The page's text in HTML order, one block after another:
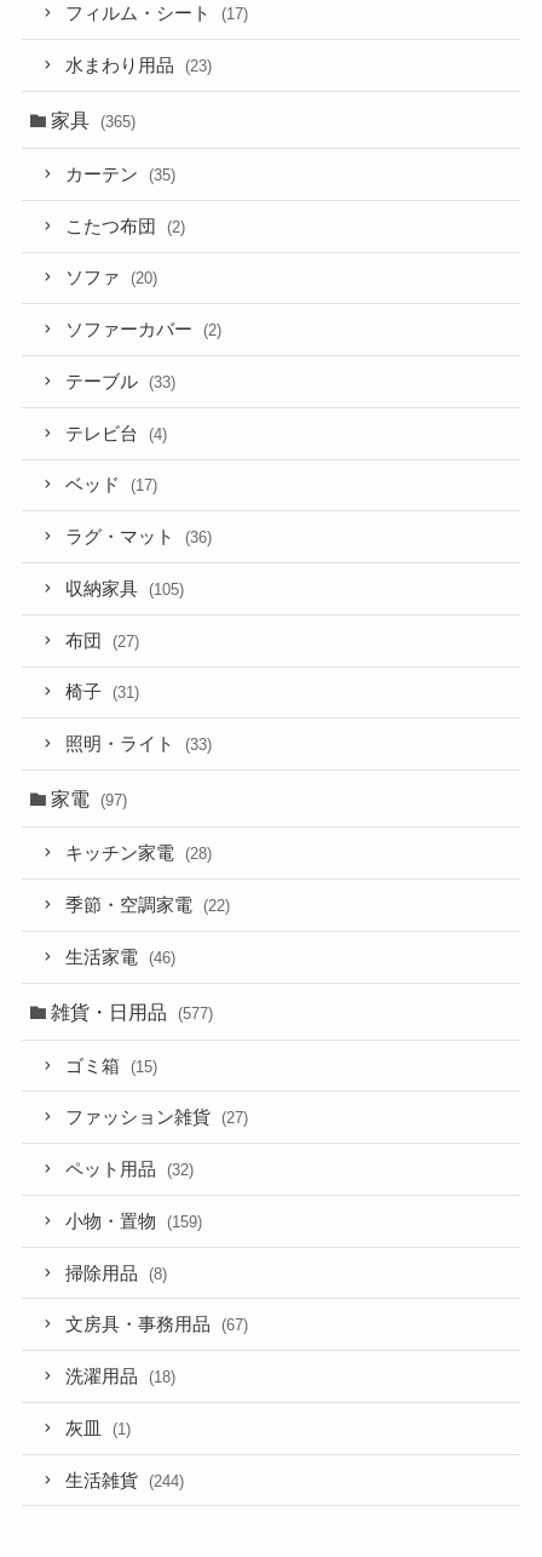
フィルム・シート (17)
水まわり用品 (23)
家具 (365)
カーテン (35)
こたつ布団 (2)
ソファ (20)
ソファーカバー (2)
テーブル (33)
テレビ台 (4)
ベッド (17)
ラグ・マット (36)
収納家具 (105)
布団 (27)
椅子 (31)
照明・ライト (33)
家電 (97)
キッチン家電 (28)
季節・空調家電 (22)
生活家電 (46)
雑貨・日用品 (577)
ゴミ箱 (15)
ファッション雑貨 (27)
ペット用品 (32)
小物・置物 (159)
掃除用品 (8)
文房具・事務用品 (67)
洗濯用品 (18)
灰皿 (1)
生活雑貨 (244)